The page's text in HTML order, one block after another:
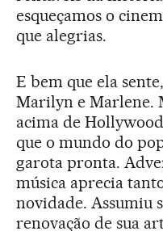
esqueçamos o
que alegrias.
E bem que ela
Marilyn e Marlene.
acima de
que o mundo do
garota pronta.
música aprecia
novidade. Assumiu
renovação de sua